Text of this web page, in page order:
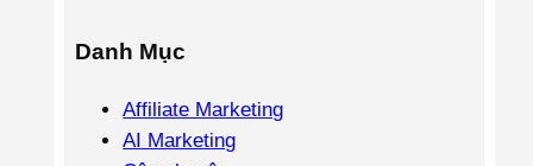
Danh Mục
Affiliate Marketing
AI Marketing